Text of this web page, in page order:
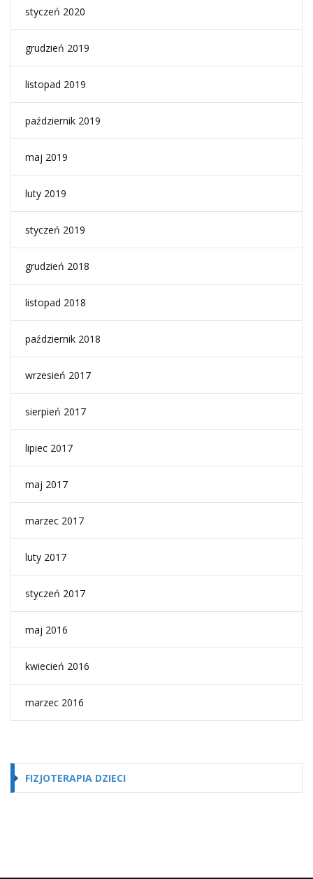
styczeń 2020
grudzień 2019
listopad 2019
październik 2019
maj 2019
luty 2019
styczeń 2019
grudzień 2018
listopad 2018
październik 2018
wrzesień 2017
sierpień 2017
lipiec 2017
maj 2017
marzec 2017
luty 2017
styczeń 2017
maj 2016
kwiecień 2016
marzec 2016
FIZJOTERAPIA DZIECI